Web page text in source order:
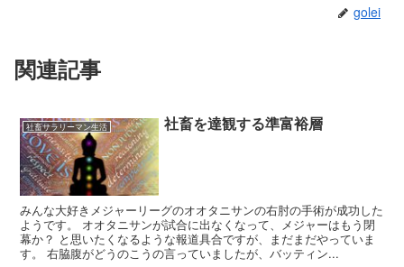
golei
関連記事
社畜サラリーマン生活 社畜を達観する準富裕層
みんな大好きメジャーリーグのオオタニサンの右肘の手術が成功した
ようです。 オオタニサンが試合に出なくなって、メジャーはもう閉
幕か？ と思いたくなるような報道具合ですが、まだまだやっていま
す。 右脇腹がどうのこうの言っていましたが、バッティン...